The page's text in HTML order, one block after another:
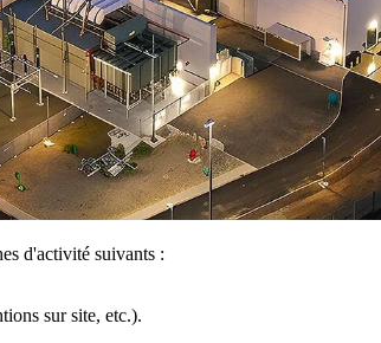
d'activité suivants :
sur site, etc.).